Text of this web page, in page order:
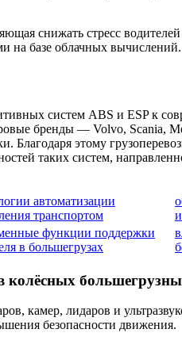
снижать стресс
на базе облачных вычислений.
систем ABS и ESP к
бренды — Volvo, Scania,
Благодаря этому
таких систем,
автоматизации
транспортом
функции поддержки
в большегрузах
колёсных
камер, лидаров и
безопасности движения.